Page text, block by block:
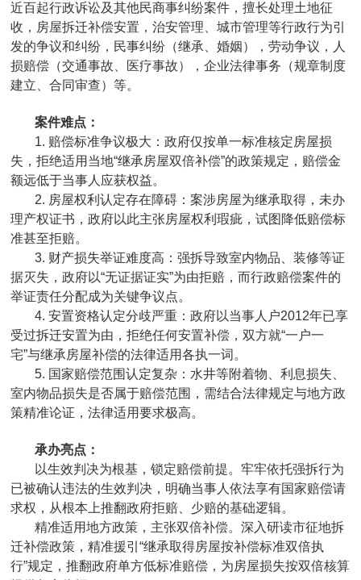
近百起行政诉讼及其他民商事纠纷案件，擅长处理土地征
收，房屋拆迁补偿安置，治安管理、城市管理等行政行为引
发的争议和纠纷，民事纠纷（继承、婚姻），劳动争议，人
损赔偿（交通事故、医疗事故），企业法律事务（规章制度
建立、合同审查）等。
案件难点：
1. 赔偿标准争议极大：政府仅按单一标准核定房屋损
失，拒绝适用当地“继承房屋双倍补偿”的政策规定，赔偿金
额远低于当事人应获权益。
2. 房屋权利认定存在障碍：案涉房屋为继承取得，未办
理产权证书，政府以此主张房屋权利瑕疵，试图降低赔偿标
准甚至拒赔。
3. 财产损失举证难度高：强拆导致室内物品、装修等证
据灭失，政府以“无证据证实”为由拒赔，而行政赔偿案件的
举证责任分配成为关键争议点。
4. 安置资格认定分歧严重：政府以当事人户2012年已享
受过拆迁安置为由，拒绝任何安置补偿，双方就“一户一
宅”与继承房屋补偿的法律适用各执一词。
5. 国家赔偿范围认定复杂：水井等附着物、利息损失、
室内物品损失是否属于赔偿范围，需结合法律规定与地方政
策精准论证，法律适用要求极高。
承办亮点：
以生效判决为根基，锁定赔偿前提。牢牢依托强拆行为
已被确认违法的生效判决，明确当事人依法享有国家赔偿请
求权，从根本上推翻政府拒赔、少赔的基础逻辑。
精准适用地方政策，主张双倍补偿。深入研读市征地拆
迁补偿政策，精准援引“继承取得房屋按补偿标准双倍执
行”规定，推翻政府单方低标准赔偿，为房屋损失按双倍核算